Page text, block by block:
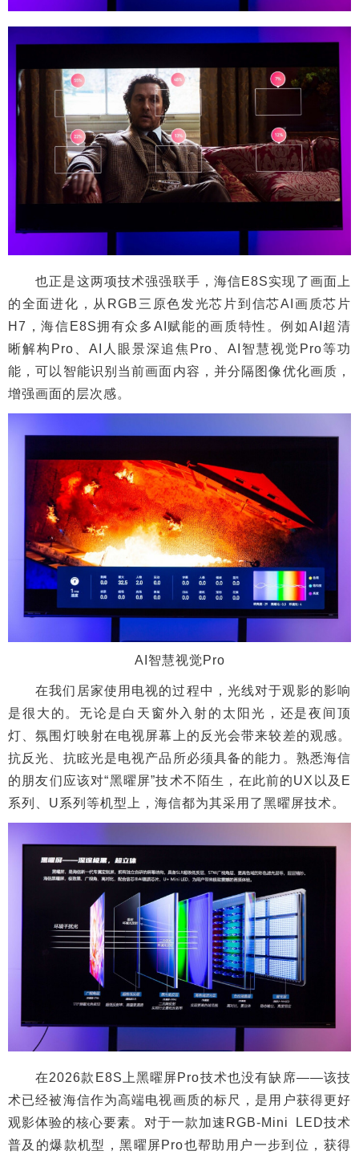
也正是这两项技术强强联手，海信E8S实现了画面上
的全面进化，从RGB三原色发光芯片到信芯AI画质芯片
H7，海信E8S拥有众多AI赋能的画质特性。例如AI超清
晰解构Pro、AI人眼景深追焦Pro、AI智慧视觉Pro等功
能，可以智能识别当前画面内容，并分隔图像优化画质，
增强画面的层次感。
AI智慧视觉Pro
在我们居家使用电视的过程中，光线对于观影的影响
是很大的。无论是白天窗外入射的太阳光，还是夜间顶
灯、氛围灯映射在电视屏幕上的反光会带来较差的观感。
抗反光、抗眩光是电视产品所必须具备的能力。熟悉海信
的朋友们应该对“黑曜屏”技术不陌生，在此前的UX以及E
系列、U系列等机型上，海信都为其采用了黑曜屏技术。
在2026款E8S上黑曜屏Pro技术也没有缺席——该技
术已经被海信作为高端电视画质的标尺，是用户获得更好
观影体验的核心要素。对于一款加速RGB-Mini LED技术
普及的爆款机型，黑曜屏Pro也帮助用户一步到位，获得